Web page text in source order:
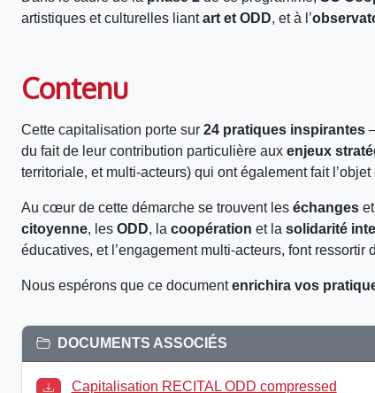
artistiques et culturelles liantart et ODD, et à l’
Contenu
Cette capitalisation porte sur 24 pratiques inspirantes
du fait de leur contribution particulière aux enjeux
territoriale, et multi-acteurs) qui ont également fait l’objet
Au cœur de cette démarche se trouvent les échanges
citoyenne, les ODD, la coopération et la solidarité
éducatives, et l’engagement multi-acteurs, font
Nous espérons que ce documentenrichira vos
DOCUMENTS ASSOCIÉS
Capitalisation RECITAL ODD compressed